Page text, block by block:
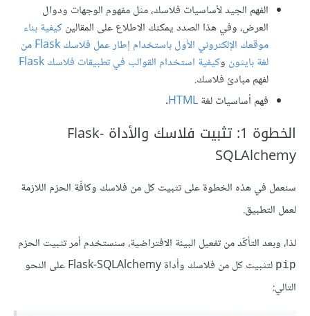
الفهم الجيد لأساسيات فلاسك، مثل مفهوم الوجهات ودوال
العرض، وفي هذا الصدد يمكنك الاطلاع على المقالينكيفية بناء
موقعك الإلكتروني الأول باستخدام إطار عمل فلاسك Flask من
لغة بايثون وكيفية استخدام القوالب في تطبيقات فلاسك Flask
لفهم مبادئ فلاسك.
فهم أساسيات لغةHTML
.
الخطوة 1: تثبيت فلاسك والأداة Flask-
SQLAlchemy
سنعمل في هذه الخطوة على تثبيت كل من فلاسك وكافّة الحزم اللازمة
لعمل التطبيق.
لذا، وبعد التأكّد من تفعيل البيئة الافتراضية، سنستخدم أمر تثبيت الحزم
pip
لتثبيت كل من فلاسك وأداة Flask-SQLAlchemy على النحو
التالي: